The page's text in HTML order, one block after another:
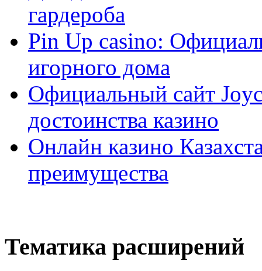
гардероба
Pin Up casino:
игорного дома
Официальный сайт
достоинства казино
Онлайн казино
преимущества
Тематика расширений